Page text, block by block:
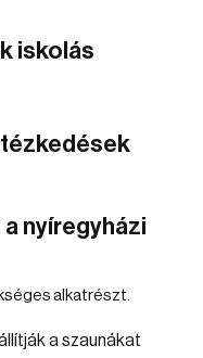
iskolás
nyíregyházi
alkatrészt.